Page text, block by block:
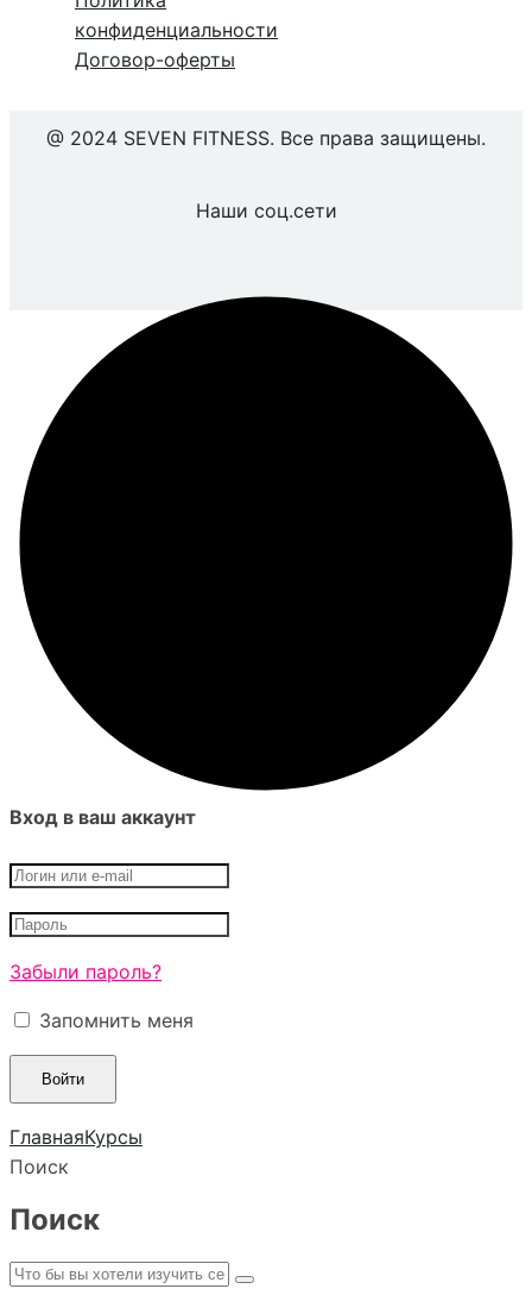
конфиденциальности
Договор-оферты
@ 2024 SEVEN FITNESS. Все права защищены.
Наши соц.сети
Вход в ваш аккаунт
Забыли пароль?
Запомнить меня
ГлавнаяКурсы
Поиск
Поиск